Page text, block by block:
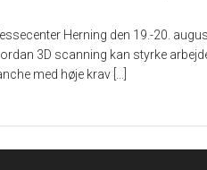
Herning den 19.-20.
3D scanning kan styrke
med høje krav [...]